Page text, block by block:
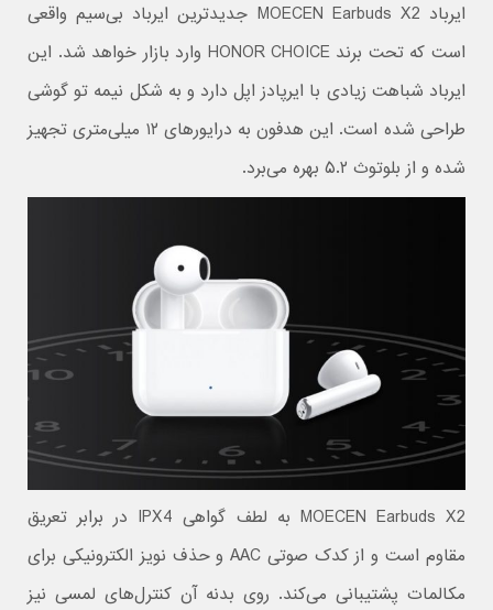
ایرباد MOECEN Earbuds X2 جدیدترین ایرباد بی‌سیم واقعی
است که تحت برند HONOR CHOICE وارد بازار خواهد شد. این
ایرباد شباهت زیادی با ایرپادز اپل دارد و به شکل نیمه تو گوشی
طراحی شده است. این هدفون به درایورهای ۱۲ میلی‌متری تجهیز
شده و از بلوتوث ۵.۲ بهره می‌برد.
MOECEN Earbuds X2 به لطف گواهی IPX4 در برابر تعریق
مقاوم است و از کدک صوتی AAC و حذف نویز الکترونیکی برای
مکالمات پشتیبانی می‌کند. روی بدنه آن کنترل‌های لمسی نیز